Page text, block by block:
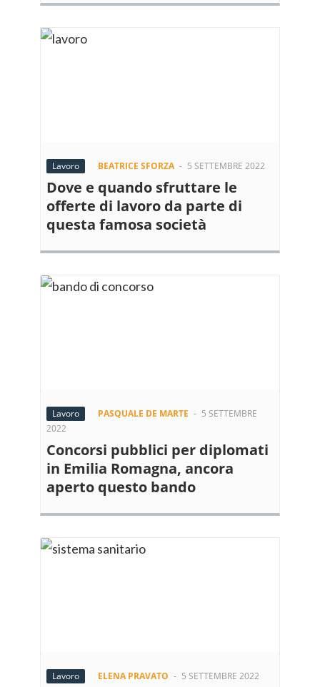
Lavoro BEATRICE SFORZA - 5 SETTEMBRE 2022
Dove e quando sfruttare le
offerte di lavoro da parte di
questa famosa società
Lavoro PASQUALE DE MARTE - 5 SETTEMBRE
2022
Concorsi pubblici per diplomati
in Emilia Romagna, ancora
aperto questo bando
Lavoro ELENA PRAVATO - 5 SETTEMBRE 2022